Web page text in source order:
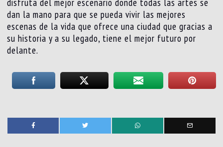
dan la mano para que se pueda vivir las mejores
escenas de la vida que ofrece una ciudad que gracias a
su historia y a su legado, tiene el mejor futuro por
delante.